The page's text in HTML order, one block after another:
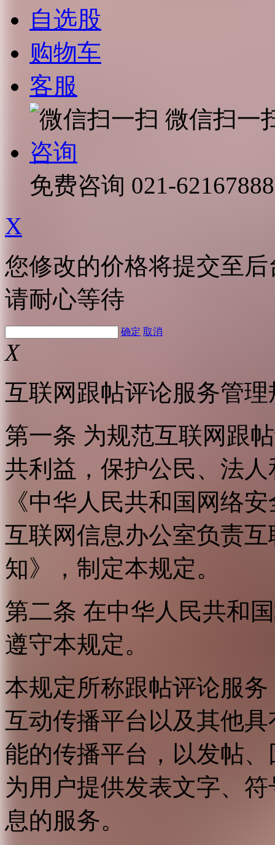
自选股
购物车
客服
微信扫一
咨询
免费咨询 021-62167888
X
您修改的价格将提交至
请耐心等待
确定 取消
X
互联网跟帖评论服务管理
第一条 为规范互联网跟
共利益，保护公民、法
《中华人民共和国网络
互联网信息办公室负责
知》，制定本规定。
第二条 在中华人民共和
遵守本规定。
本规定所称跟帖评论服
互动传播平台以及其他
能的传播平台，以发帖
为用户提供发表文字、
息的服务。